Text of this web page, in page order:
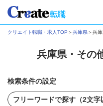
クリエイト転職・求人TOP ＞兵庫県＞兵
兵庫県・その
検索条件の設定